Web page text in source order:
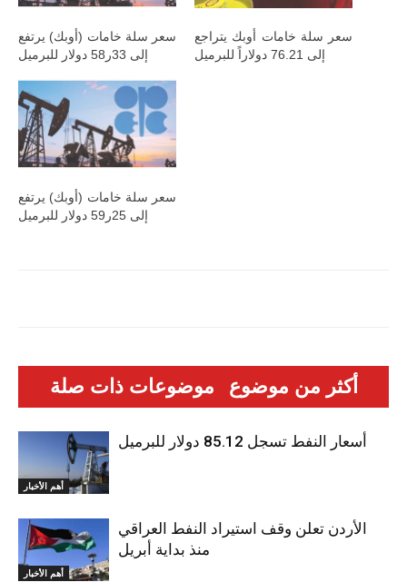
سعر سلة خامات (أوبك) يرتفع
إلى 33ر58 دولار للبرميل
سعر سلة خامات أوبك يتراجع
إلى 76.21 دولاراً للبرميل
سعر سلة خامات (أوبك) يرتفع
إلى 25ر59 دولار للبرميل
موضوعات ذات صلة أكثر من موضوع
أهم الأخبار
أسعار النفط تسجل 85.12 دولار للبرميل
أهم الأخبار
الأردن تعلن وقف استيراد النفط العراقي
منذ بداية أبريل